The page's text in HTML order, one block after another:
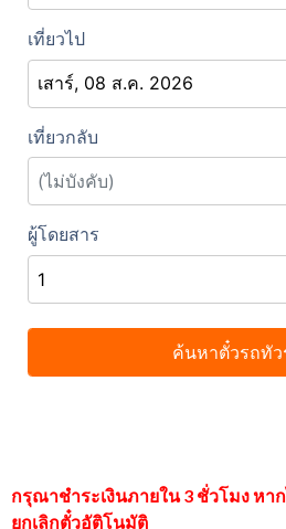
กรุณาชำระเงินภายใน 3 ชั่วโมง หา
ยกเลิกตั๋วอัติโนมัติ